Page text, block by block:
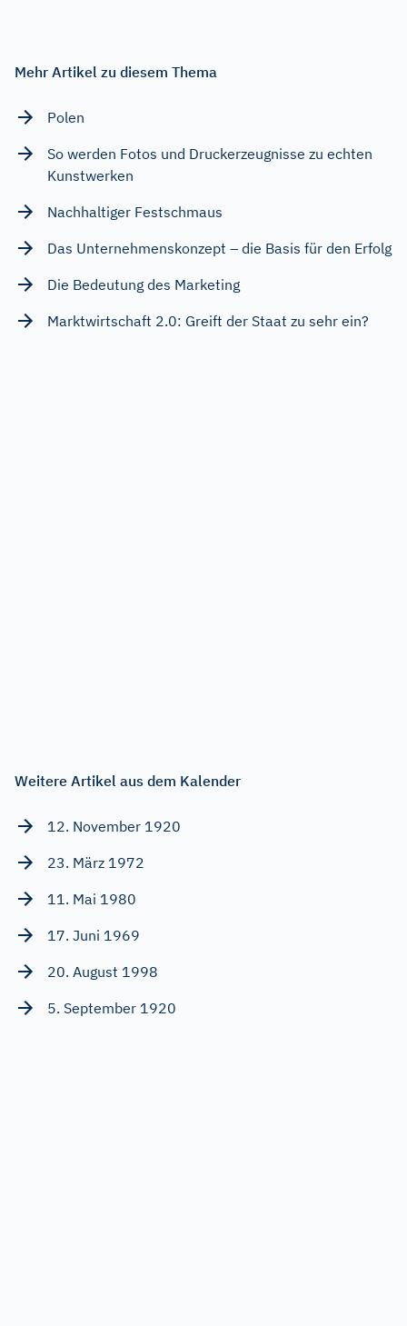
Mehr Artikel zu diesem Thema
Polen
So werden Fotos und Druckerzeugnisse zu echten
Kunstwerken
Nachhaltiger Festschmaus
Das Unternehmenskonzept – die Basis für den Erfolg
Die Bedeutung des Marketing
Marktwirtschaft 2.0: Greift der Staat zu sehr ein?
Weitere Artikel aus dem Kalender
12. November 1920
23. März 1972
11. Mai 1980
17. Juni 1969
20. August 1998
5. September 1920